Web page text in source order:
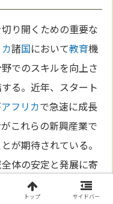
り開くための重要な
諸国において教育機
でのスキルを向上さ
る。近年、スタート
アフリカで急速に成長
これらの新興産業で
が期待されている。
体の安定と発展に寄
えるであろう。
トップ サイドバー